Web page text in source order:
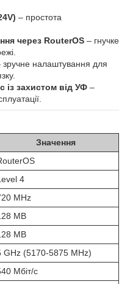
– простота
через RouterOS – гнучке
зручне налаштування для
із захистом від УФ –
Значення
4
MHz
MB
MB
GHz (5170-5875 MHz)
Мбіт/с